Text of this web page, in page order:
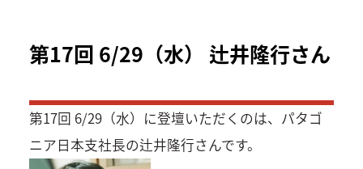
第17回 6/29（水） 辻井隆行さん
第17回 6/29（水）に登壇いただくのは、パタゴ
ニア日本支社長の辻井隆行さんです。